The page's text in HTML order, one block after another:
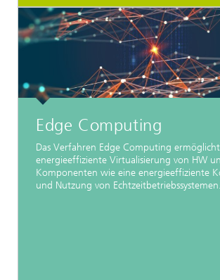
Edge Computing
Das Verfahren Edge Computing
energieeffiziente Virtualisierung von HW
Komponenten wie eine energieeffiziente
und Nutzung von Echtzeitbetriebssystemen.